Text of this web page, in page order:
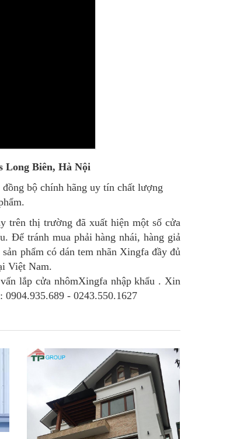
Long Biên, Hà Nội
bộ chính hãng uy tín chất lượng
trên thị trường đã xuất hiện một số cửa
Để tránh mua phải hàng nhái, hàng giả
phẩm có dán tem nhãn Xingfa đầy đủ
Việt Nam.
lắp cửa nhômXingfa nhập khẩu . Xin
- 0243.550.1627